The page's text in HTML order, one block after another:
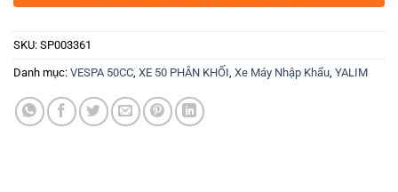
SKU: SP003361
Danh mục: VESPA 50CC XE 50 PHÂN KHỐI Xe Máy Nhập Khẩu YALIM